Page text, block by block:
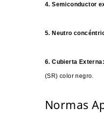
4. Semiconductor
5. Neutro
6. Cubierta Externa:
(SR) color negro.
Normas